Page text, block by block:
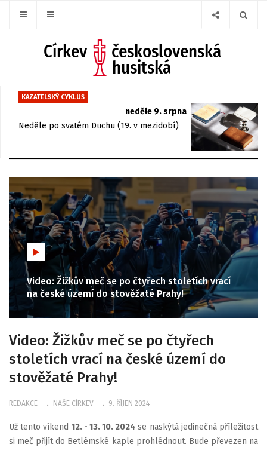
KAZATELSKÝ CYKLUS
neděle 9. srpna
Neděle po svatém Duchu (19. v mezidobí)
Video: Žižkův meč se po čtyřech stoletích vrací
na české území do stověžaté Prahy!
Video: Žižkův meč se po čtyřech
stoletích vrací na české území do
stověžaté Prahy!
REDAKCE NAŠE CÍRKEV 9. ŘÍJEN 2024
Už tento víkend 12. - 13. 10. 2024 se naskýtá jedinečná příležitost
si meč přijít do Betlémské kaple prohlédnout. Bude převezen na